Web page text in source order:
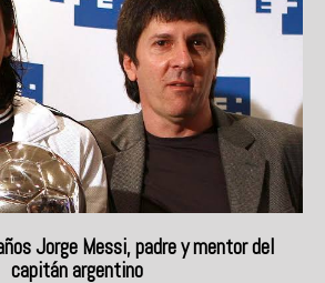
Jorge Messi, padre y mentor del
capitán argentino